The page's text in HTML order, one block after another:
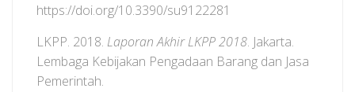
https://doi.org/10.3390/su9122281
LKPP. 2018. Laporan Akhir LKPP 2018. Jakarta.
Lembaga Kebijakan Pengadaan Barang dan Jasa
Pemerintah.